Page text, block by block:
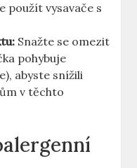
použít vysavače s
Snažte se omezit
pohybuje
abyste snížili
v těchto